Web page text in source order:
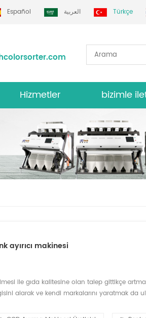
Español العربية Türkçe
Hizmetler bizimle
ayırıcı makinesi
ile gıda kalitesine olan talep gittikçe
alarak ve kendi markalarını yaratmak da